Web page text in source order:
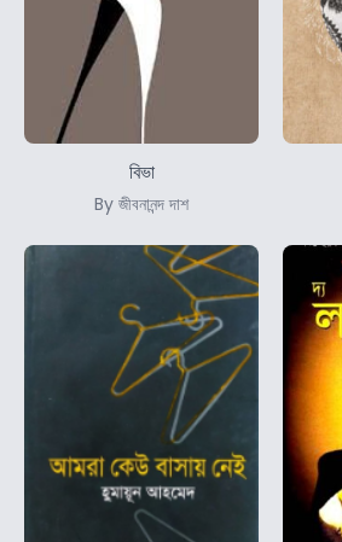
বিভা
By জীবনানন্দ দাশ